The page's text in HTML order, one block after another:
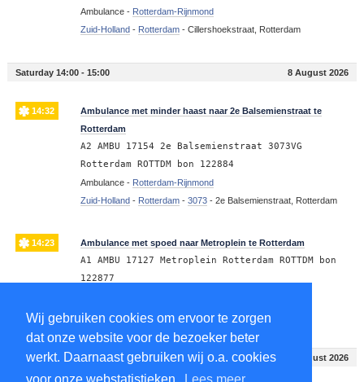
Wij gebruiken cookies om ervoor te zorgen
dat onze website voor de bezoeker beter
werkt. Daarnaast gebruiken wij o.a. cookies
Ambulance - Rotterdam-Rijnmond
Zuid-Holland- Rotterdam- Cillershoekstraat, Rotterdam
Saturday 14:00 - 15:00 8 August 2026
14:32
Ambulance met minder haast naar 2e Balsemienstraat te
Rotterdam
A2 AMBU 17154 2e Balsemienstraat 3073VG
Rotterdam ROTTDM bon 122884
Ambulance - Rotterdam-Rijnmond
Zuid-Holland- Rotterdam- 3073- 2e Balsemienstraat, Rotterdam
14:23 Ambulance met spoed naar Metroplein te Rotterdam
A1 AMBU 17127 Metroplein Rotterdam ROTTDM bon
122877
Zuid-Holland-Rotterdam-Metroplein, Rotterdam
Saturday 11:00 - 12:00 8 August 2026